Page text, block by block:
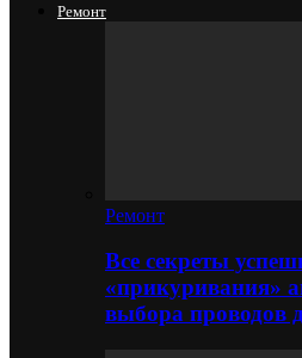
Ремонт
Ремонт
Все секреты
«прикуривания»
выбора проводов